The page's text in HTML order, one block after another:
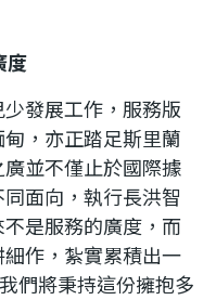
度
發展工作，服務版
，亦正踏足斯里蘭
並不僅止於國際據
面向，執行長洪智
是服務的廣度，而
作，紮實累積出一
們將秉持這份擁抱多